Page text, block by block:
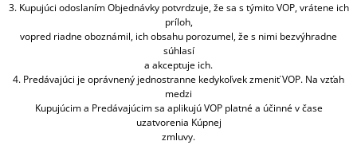
3. Kupujúci odoslaním Objednávky potvrdzuje, že sa s týmito VOP, vrátene ich
príloh,
vopred riadne oboznámil, ich obsahu porozumel, že s nimi bezvýhradne
súhlasí
a akceptuje ich.
4. Predávajúci je oprávnený jednostranne kedykoľvek zmeniť VOP. Na vzťah
medzi
Kupujúcim a Predávajúcim sa aplikujú VOP platné a účinné v čase
uzatvorenia Kúpnej
zmluvy.